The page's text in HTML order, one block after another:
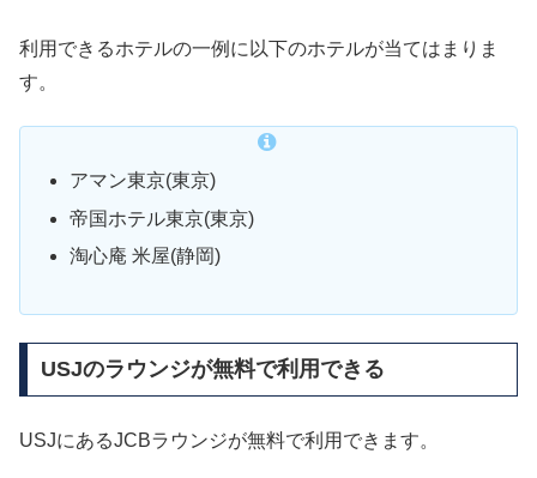
利用できるホテルの一例に以下のホテルが当てはまりま
す。
アマン東京(東京)
帝国ホテル東京(東京)
淘心庵 米屋(静岡)
USJのラウンジが無料で利用できる
USJにあるJCBラウンジが無料で利用できます。